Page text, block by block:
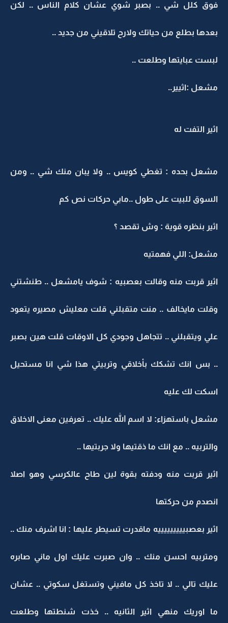
فوق كلل شي .. بصبر شوي عشان كلام الناس .. لكن
بعدها بطلع من حياتك ولارح تلاقيني من جديد ..
لبست عبايتها وطلعت ..
مشعل :اثيير..
اثير التفت له
مشعل بحده : تغطي كويس .. ولا يبان منك شي .. ومن
السوق للبيت على طول ..مابي حركات نص كم
اثير بنظره قوية : وش تقصد ؟
مشعل: اللي فهمتيه
اثير قربت منه وقالت بعصبيه : شوف يامشعل .. طنشتني
وقلت مايخالف .. منت متقبلني قلت معليش مصيره يتعود
علي ويتقبلني .. تتجاهل وجودي كل الاوقات قلت هين بصبر
.. بس انك تشكك بأخلاقي وتربيتي هذا شي انا مستحيل
اسكت لك عليه
مشعل باستهزاء: لا اسم الله عليك .. تعرفين معنى الاخلاق
والتربيه .. مع انك ما ذقتيها ولا جربتيها ..
اثير قربت منه ودفته بقوة لين طاح عالكرسي وهو اصلا
انصدم من حركتها
اثير بعصبيييييييييه ماقدرت تسيطر عليها : انا اشرف منك ..
ومتربيه احسن منك .. وان صبرت عليك اول ماني صابره
عليك تالي .. لا تاخذ كل مافيني وتستغل سكوتي .. عشان
ما اوريك منهي اثير الثانيه .. خذت شنطتها وطلعت